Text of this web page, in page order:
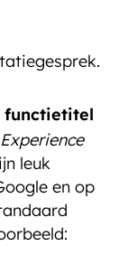
functietitel
leuk
en op